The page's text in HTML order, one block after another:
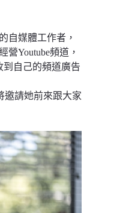
自媒體工作者，
營Youtube頻道，
到自己的頻道廣告
邀請她前來跟大家